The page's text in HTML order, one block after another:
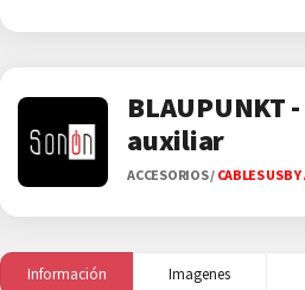
BLAUPUNKT
auxiliar
ACCESORIOS/ CABLES USB
Información Imagenes